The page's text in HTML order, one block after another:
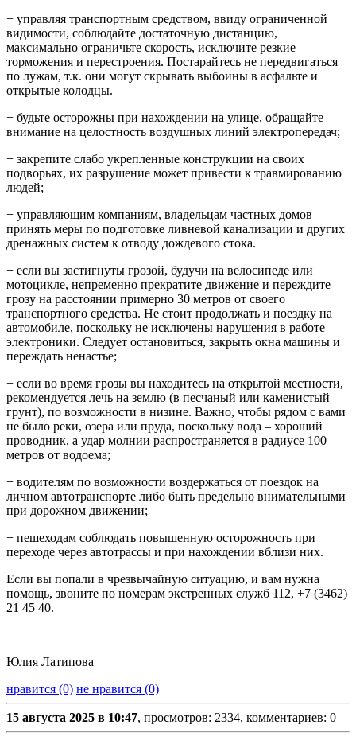
− управляя транспортным средством, ввиду ограниченной
видимости, соблюдайте достаточную дистанцию,
максимально ограничьте скорость, исключите резкие
торможения и перестроения. Постарайтесь не передвигаться
по лужам, т.к. они могут скрывать выбоины в асфальте и
открытые колодцы.
− будьте осторожны при нахождении на улице, обращайте
внимание на целостность воздушных линий электропередач;
− закрепите слабо укрепленные конструкции на своих
подворьях, их разрушение может привести к травмированию
людей;
− управляющим компаниям, владельцам частных домов
принять меры по подготовке ливневой канализации и других
дренажных систем к отводу дождевого стока.
− если вы застигнуты грозой, будучи на велосипеде или
мотоцикле, непременно прекратите движение и переждите
грозу на расстоянии примерно 30 метров от своего
транспортного средства. Не стоит продолжать и поездку на
автомобиле, поскольку не исключены нарушения в работе
электроники. Следует остановиться, закрыть окна машины и
переждать ненастье;
− если во время грозы вы находитесь на открытой местности,
рекомендуется лечь на землю (в песчаный или каменистый
грунт), по возможности в низине. Важно, чтобы рядом с вами
не было реки, озера или пруда, поскольку вода – хороший
проводник, а удар молнии распространяется в радиусе 100
метров от водоема;
− водителям по возможности воздержаться от поездок на
личном автотранспорте либо быть предельно внимательными
при дорожном движении;
− пешеходам соблюдать повышенную осторожность при
переходе через автотрассы и при нахождении вблизи них.
Если вы попали в чрезвычайную ситуацию, и вам нужна
помощь, звоните по номерам экстренных служб 112, +7 (3462)
21 45 40.
Юлия Латипова
нравится (0) не нравится (0)
15 августа 2025 в 10:47, просмотров: 2334, комментариев: 0